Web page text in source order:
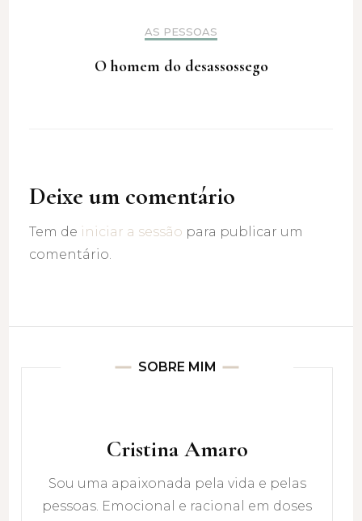
AS PESSOAS
O homem do desassossego
Deixe um comentário
Tem de iniciar a sessão para publicar um
comentário.
SOBRE MIM
Cristina Amaro
Sou uma apaixonada pela vida e pelas
pessoas. Emocional e racional em doses